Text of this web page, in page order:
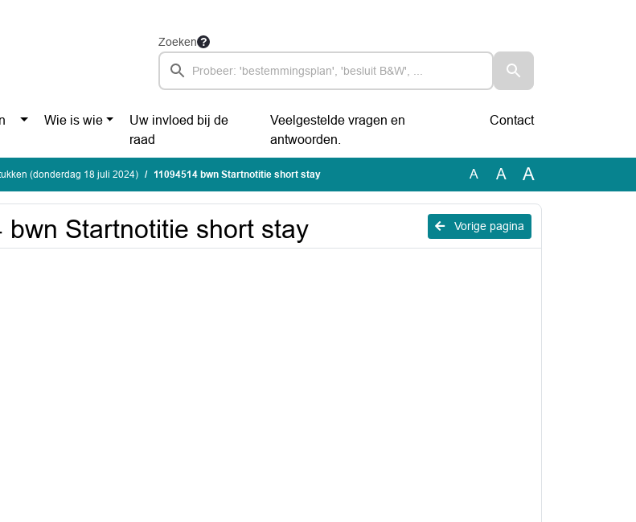
Zoeken
Wie is wie
Uw invloed bij de
raad
Veelgestelde vragen en
antwoorden.
Contact
(donderdag 18 juli 2024) 11094514 bwn Startnotitie short stay A A A
Vorige pagina
bwn Startnotitie short stay